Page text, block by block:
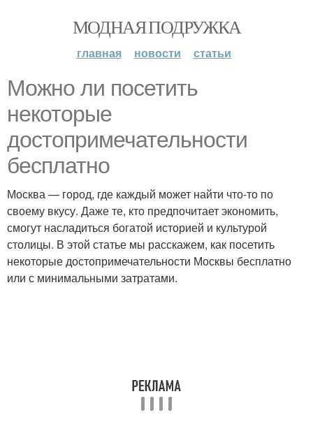
МОДНАЯ ПОДРУЖКА
главная новости статьи
Можно ли посетить
некоторые
достопримечательности
бесплатно
Москва — город, где каждый может найти что-то по
своему вкусу. Даже те, кто предпочитает экономить,
смогут насладиться богатой историей и культурой
столицы. В этой статье мы расскажем, как посетить
некоторые достопримечательности Москвы бесплатно
или с минимальными затратами.